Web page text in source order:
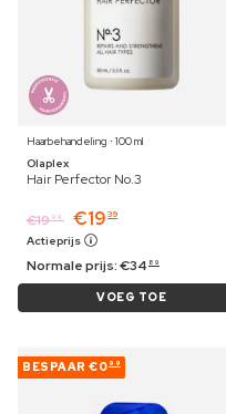
Haarbehandeling ⋅ 100 ml
Olaplex
Hair Perfector No.3
€19 99 €19 39
Actieprijs
Normale prijs:€34 89
VOEG TOE
BESPAAR €0 99